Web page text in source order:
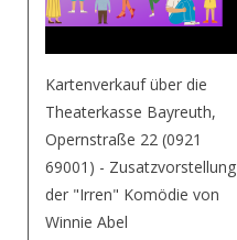
Kartenverkauf über die
Theaterkasse Bayreuth,
Opernstraße 22 (0921
69001) - Zusatzvorstellung
der "Irren" Komödie von
Winnie Abel